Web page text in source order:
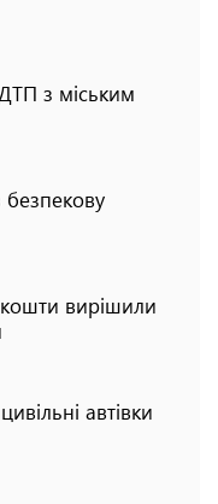
з міським
безпекову
вирішили
автівки